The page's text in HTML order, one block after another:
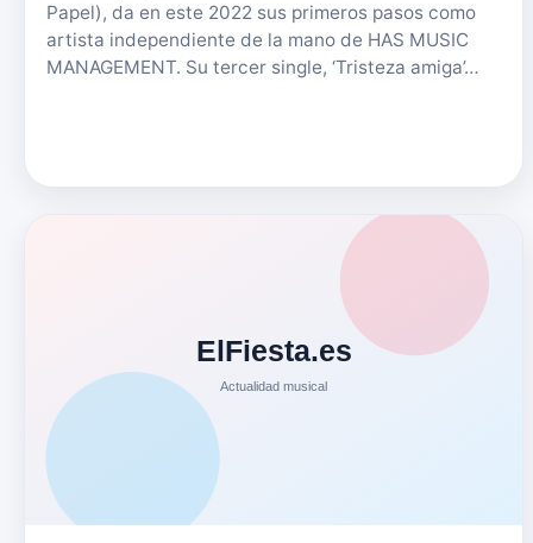
Papel), da en este 2022 sus primeros pasos como
artista independiente de la mano de HAS MUSIC
MANAGEMENT. Su tercer single, ‘Tristeza amiga’…